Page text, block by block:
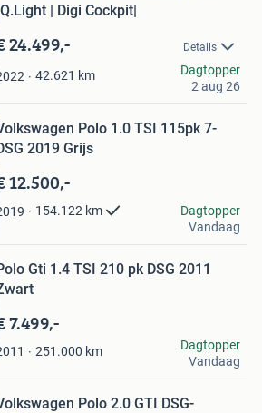
| Digi Cockpit|
24.499,- Details
42.621 km
Dagtopper
2 aug 26
Polo 1.0 TSI 115pk 7-
2019 Grijs
12.500,-
154.122 km
Dagtopper
Vandaag
Gti 1.4 TSI 210 pk DSG 2011
7.499,-
251.000 km
Dagtopper
Vandaag
Polo 2.0 GTI DSG-